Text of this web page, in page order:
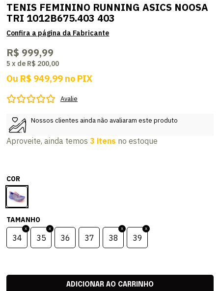
TENIS FEMININO RUNNING ASICS NOOSA
TRI 1012B675.403 403
R$ 999,99
5 x de R$ 200,00
Ou R$ 949,99 no PIX
Avalie
Nossos clientes ainda não avaliaram este produto
Aproveite, ainda temos3 itens no estoque
COR
TAMANHO
34 35 36 37 38 39